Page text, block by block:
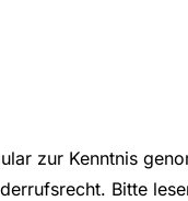
zur Kenntnis
Bitte